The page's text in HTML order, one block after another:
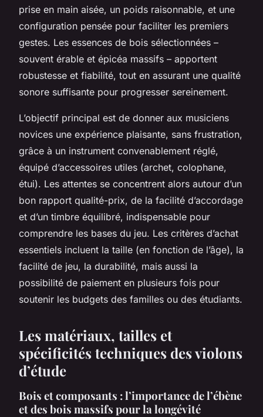
prise en main aisée, un poids raisonnable, et une
configuration pensée pour faciliter les premiers
gestes. Les essences de bois sélectionnées –
souvent érable et épicéa massifs – apportent
robustesse et fiabilité, tout en assurant une qualité
sonore suffisante pour progresser sereinement.
L’objectif principal est de donner aux musiciens
novices une expérience plaisante, sans frustration,
grâce à un instrument convenablement réglé,
équipé d’accessoires utiles (archet, colophane,
étui). Les attentes se concentrent alors autour d’un
bon rapport qualité-prix, de la facilité d’accordage
et d’un timbre équilibré, indispensable pour
comprendre les bases du jeu. Les critères d’achat
essentiels incluent la taille (en fonction de l’âge), la
facilité de jeu, la durabilité, mais aussi la
possibilité de paiement en plusieurs fois pour
soutenir les budgets des familles ou des étudiants.
Les matériaux, tailles et
spécificités techniques des violons
d’étude
Bois et composants : l’importance de l’ébène
et des bois massifs pour la longévité